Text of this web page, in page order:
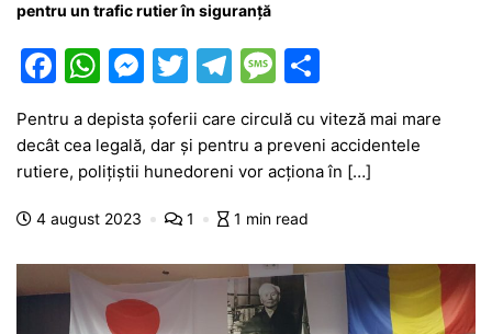
pentru un trafic rutier în siguranţă
F
c
e
b
o
o
k
W
h
at
s
A
p
M
s
s
e
g
er
T
w
itt
er
T
el
e
gr
a
M
s
s
a
e
ar
ta
je
ă
Pentru a depista șoferii care circulă cu viteză mai mare
decât cea legală, dar și pentru a preveni accidentele
rutiere, polițiștii hunedoreni vor acționa în […]
4 august 2023 1 1 min read